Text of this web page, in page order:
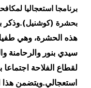
برنامجا استعجاليا
بحشرة (كوشنيل).وذكر
هذه الحشرة، وهي
سيدي بنور والرحامنة
لقطاع الفلاحة
استعجالي.ويتضمن هذا